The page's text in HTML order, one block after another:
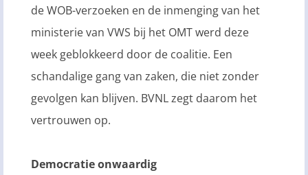
de WOB-verzoeken en de inmenging van het
ministerie van VWS bij het OMT werd deze
week geblokkeerd door de coalitie. Een
schandalige gang van zaken, die niet zonder
gevolgen kan blijven. BVNL zegt daarom het
vertrouwen op.
Democratie onwaardig